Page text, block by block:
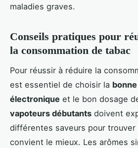
maladies graves.
Conseils pratiques pour
la consommation de tabac
Pour réussir à réduire la
est essentiel de choisir la
électronique et le bon dosage
vapoteurs débutants doivent
différentes saveurs pour trouver
convient le mieux. Les arômes